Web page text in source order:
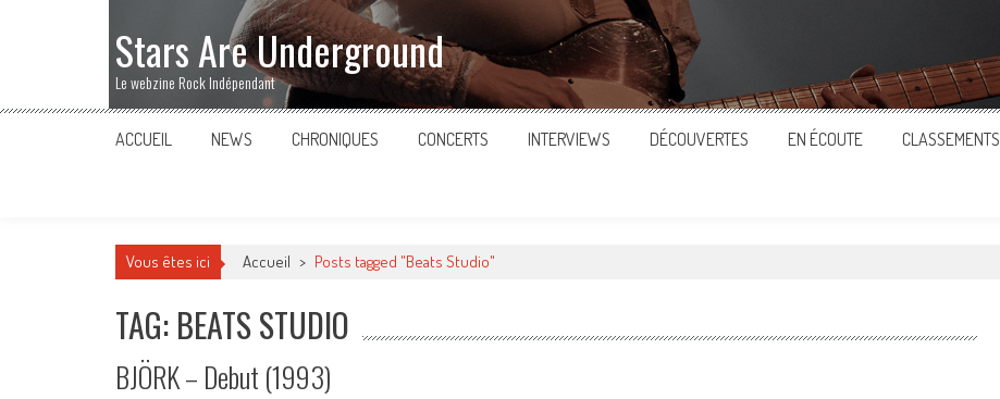
Stars Are Underground
Le webzine Rock Indépendant
ACCUEIL NEWS CHRONIQUES CONCERTS INTERVIEWS DÉCOUVERTES EN ÉCOUTE CLASSEMENTS
Vous êtes ici Accueil > Posts tagged "Beats Studio"
TAG: BEATS STUDIO
BJÖRK – Debut (1993)